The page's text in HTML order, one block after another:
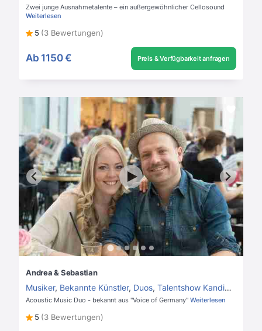
Zwei junge Ausnahmetalente – ein außergewöhnlicher Cellosound
Weiterlesen
5 (3 Bewertungen)
Ab 1150 € Preis & Verfügbarkeit anfragen
Andrea & Sebastian
Musiker, Bekannte Künstler, Duos, Talentshow Kandidaten
Acoustic Music Duo - bekannt aus "Voice of Germany" Weiterlesen
5 (3 Bewertungen)